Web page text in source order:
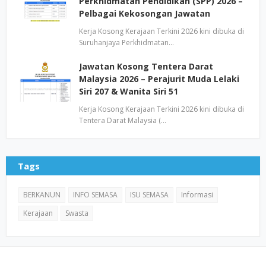
Pelbagai Kekosongan Jawatan
Kerja Kosong Kerajaan Terkini 2026 kini dibuka di
Suruhanjaya Perkhidmatan…
Jawatan Kosong Tentera Darat
Malaysia 2026 – Perajurit Muda Lelaki
Siri 207 & Wanita Siri 51
Kerja Kosong Kerajaan Terkini 2026 kini dibuka di
Tentera Darat Malaysia (…
Tags
BERKANUN INFO SEMASA ISU SEMASA
Informasi
Kerajaan
Swasta